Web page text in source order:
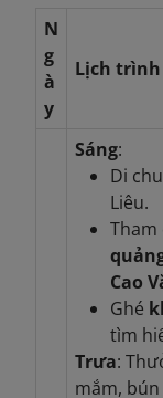
N
g
à
y
Lịch trình
Sáng:
Di
Liêu.
Tham
Cao
Ghé
tìm
Trưa:
mắm,